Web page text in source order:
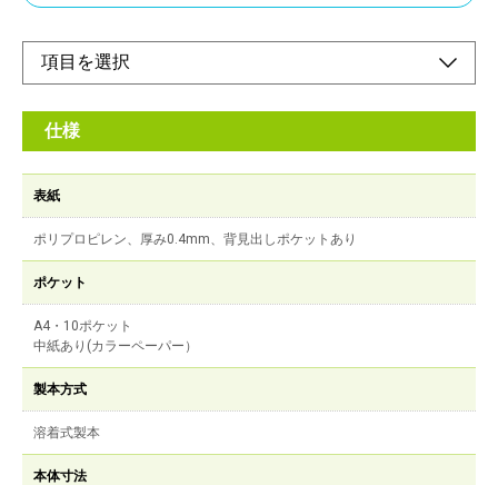
仕様
表紙
ポリプロピレン、厚み0.4mm、背見出しポケットあり
ポケット
A4・10ポケット
中紙あり(カラーペーパー）
製本方式
溶着式製本
本体寸法